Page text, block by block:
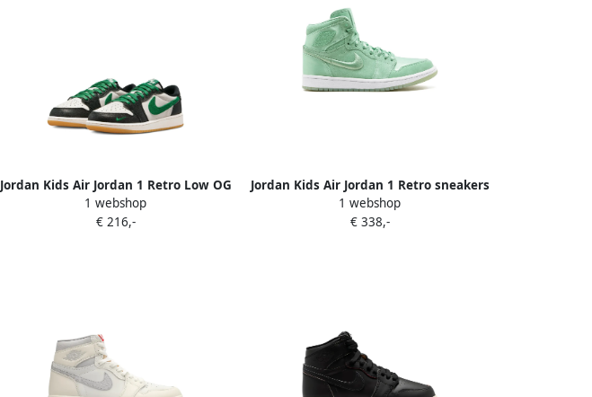
Jordan Kids Air Jordan 1 Retro Low OG
sneakers Beige
1 webshop
€ 216,-
Jordan Kids Air Jordan 1 Retro sneakers
Groen
1 webshop
€ 338,-